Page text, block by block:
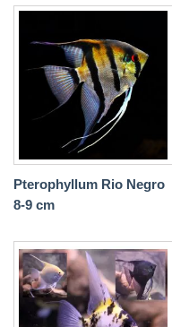
Pterophyllum Rio Negro
8-9 cm